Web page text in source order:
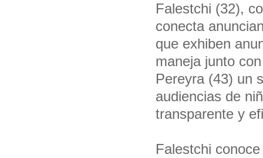
Falestchi (32),
conecta
que exhiben
maneja junto
Pereyra (43) un
audiencias de
transparente y
Falestchi